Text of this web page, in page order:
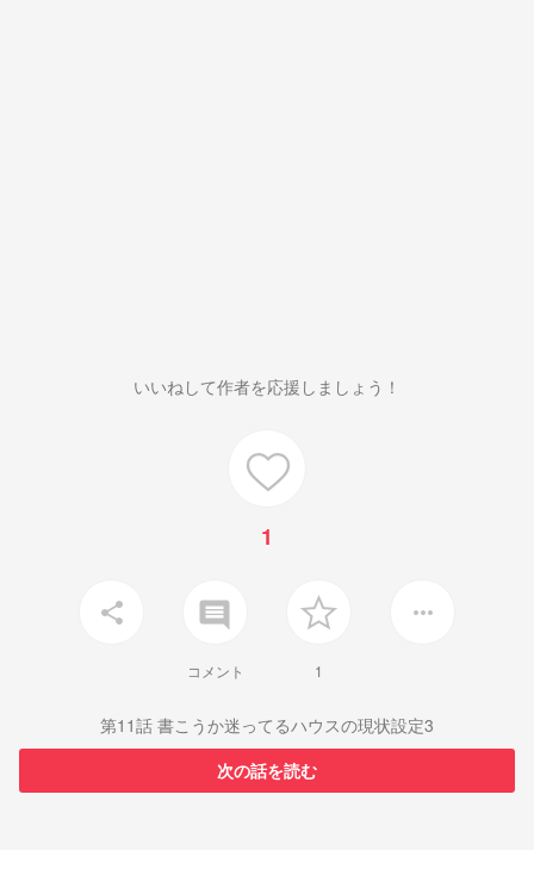
いいねして作者を応援しましょう！
1
share insert_comment
コメント 1
more_horiz
第11話 書こうか迷ってるハウスの現状設定3
次の話を読む